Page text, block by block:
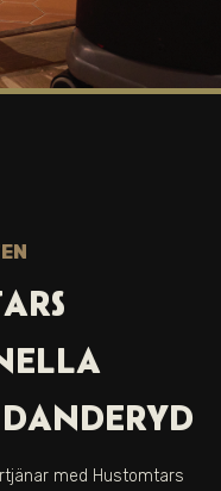
med Hustomtars